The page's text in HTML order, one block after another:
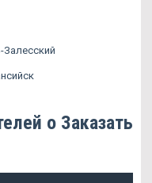
о Заказать